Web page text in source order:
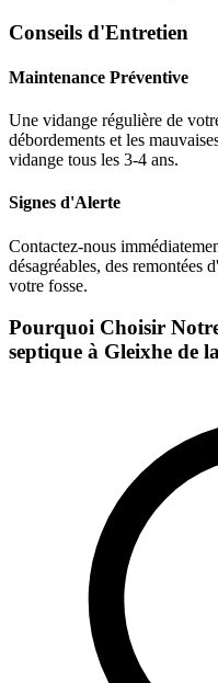
Conseils d'Entretien
Maintenance Préventive
Une vidange régulière de
débordements et les
vidange tous les 3-4 ans.
Signes d'Alerte
Contactez-nous
désagréables, des remontées
votre fosse.
Pourquoi Choisir
septique à Gleixhe de